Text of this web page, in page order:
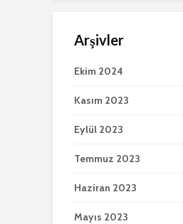
Arşivler
Ekim 2024
Kasım 2023
Eylül 2023
Temmuz 2023
Haziran 2023
Mayıs 2023